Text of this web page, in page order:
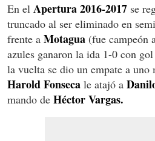
En el Apertura 2016-2017 se
truncado al ser eliminado en
frente a Motagua (fue campeón
azules ganaron la ida 1-0 con
la vuelta se dio un empate a uno
Harold Fonseca le atajó a
mando de Héctor Vargas.